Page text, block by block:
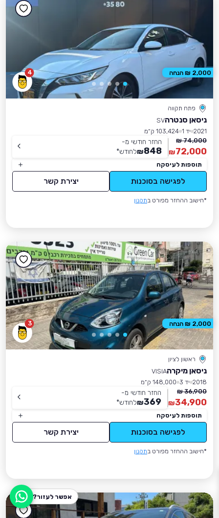
4
פתח תקווה
ניסאן סנטרהSV
2021 יד 1
103,424 ק״מ
74,000 ₪
72,000
₪
החזר חודשי מ-
848
₪לחודש*
תוספות לעיסקה
לפגישה בסוכנות יצירת קשר
*חישוב ההחזר מפורט בתקנון
2,000 ₪ הנחה
3
ראשון לציון
ניסאן מיקרהVISIA
2018 יד 3
148,000 ק״מ
36,900 ₪
34,900
₪
החזר חודשי מ-
369
₪לחודש*
תוספות לעיסקה
לפגישה בסוכנות יצירת קשר
*חישוב ההחזר מפורט בתקנון
2,000 ₪ הנחה
אפשר לעזור?